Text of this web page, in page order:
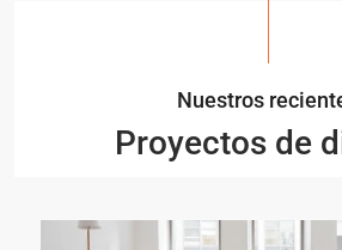
Nuestros
Proyectos de